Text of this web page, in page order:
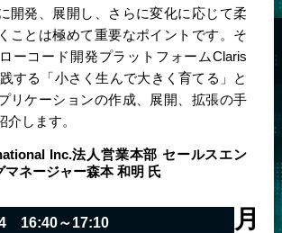
開発、展開し、さらに変化に応じて柔
ことは極めて重要なポイントです。そ
ーコード開発プラットフォームClaris
する「小さく生んで大きく育てる」と
リケーションの作成、展開、拡張の手
します。
Inc.法人営業本部 セールスエン
マネージャー森本 和明 氏
4 16:40～17:10
月